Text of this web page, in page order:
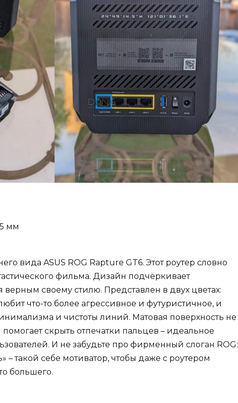
мм
вида ASUS ROG Rapture GT6. Этот роутер словно
фильма. Дизайн подчёркивает
верным своему стилю. Представлен в двух цветах:
что-то более агрессивное и футуристичное, и
и чистоты линий. Матовая поверхность не
скрыть отпечатки пальцев – идеальное
И не забудьте про фирменный слоган ROG:
– такой себе мотиватор, чтобы даже с роутером
большего.